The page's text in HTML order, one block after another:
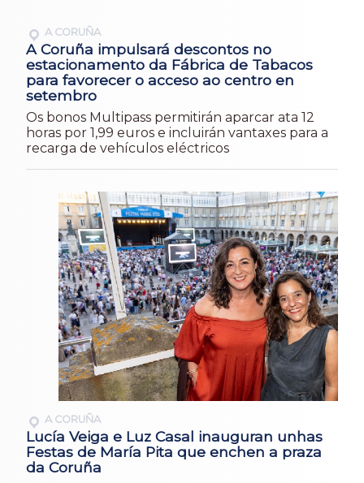
A CORUÑA
A Coruña impulsará descontos no
estacionamento da Fábrica de Tabacos
para favorecer o acceso ao centro en
setembro
Os bonos Multipass permitirán aparcar ata 12
horas por 1,99 euros e incluirán vantaxes para a
recarga de vehículos eléctricos
A CORUÑA
Lucía Veiga e Luz Casal inauguran unhas
Festas de María Pita que enchen a praza
da Coruña